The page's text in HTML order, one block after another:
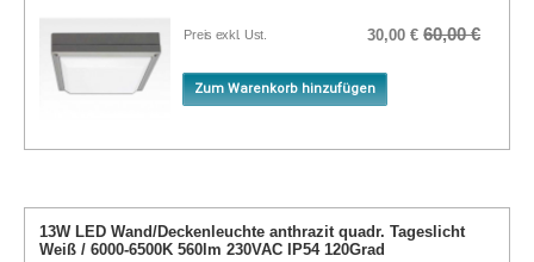
Preis exkl. Ust. 30,00 € 60,00 €
Zum Warenkorb hinzufügen
13W LED Wand/Deckenleuchte anthrazit quadr. Tageslicht
Weiß / 6000-6500K 560lm 230VAC IP54 120Grad